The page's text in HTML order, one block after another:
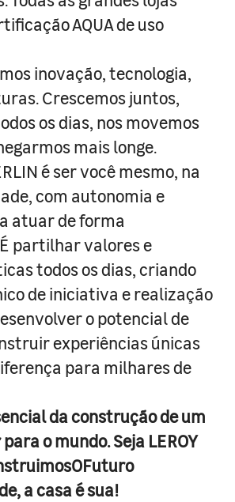
AQUA de uso
inovação, tecnologia,
Crescemos juntos,
os dias, nos movemos
mais longe.
é ser você mesmo, na
com autonomia e
atuar de forma
partilhar valores e
todos os dias, criando
de iniciativa e realização
o potencial de
experiências únicas
para milhares de
da construção de um
o mundo. Seja LEROY
a casa é sua!